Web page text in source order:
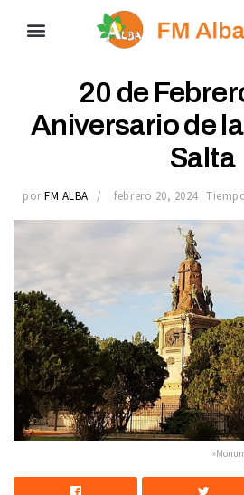
20 de
Aniversario de
Salta
por FM ALBA febrero 20, 2024